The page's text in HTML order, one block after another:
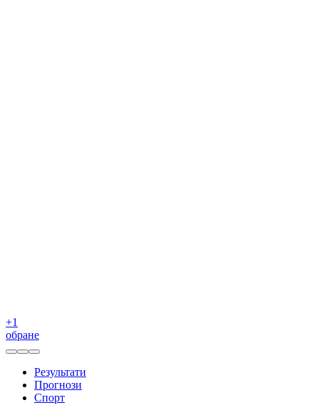
+1
обране
Результати
Прогнози
Спорт